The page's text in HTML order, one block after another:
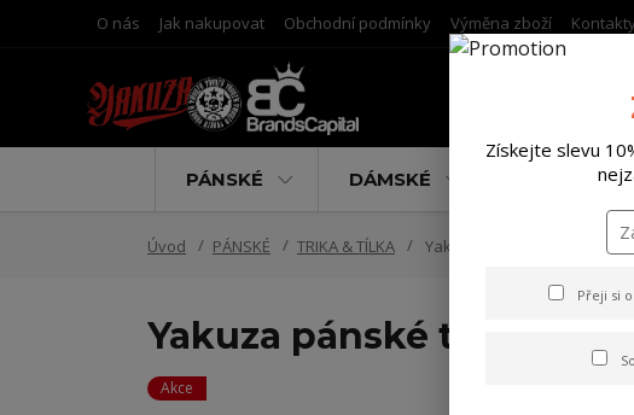
O nás Jak nakupovat Obchodní podmínky Výměna zboží
PÁNSKÉ DÁMSKÉ
Úvod PÁNSKÉ TRIKA & TÍLKA Yakuza pánské tričko Smart
Yakuza pánské tričko
Akce
Získejte slevu
Přeji si